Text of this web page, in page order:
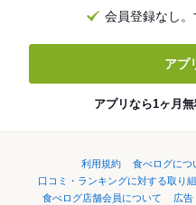
会員登録なし
アプ
アプリなら1ヶ月
利用規約 食べログにつ
口コミ・ランキングに対する取り
食べログ店舗会員について
広告